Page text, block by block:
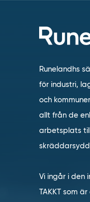
Runelandhs
för industri,
och
allt från de
arbetsplats
Vi ingår i den
TAKKT som